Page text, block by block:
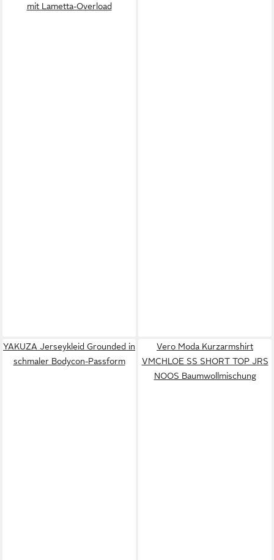
mit Lametta-Overload
YAKUZA Jerseykleid Grounded in
schmaler Bodycon-Passform
Vero Moda Kurzarmshirt
VMCHLOE SS SHORT TOP JRS
NOOS Baumwollmischung